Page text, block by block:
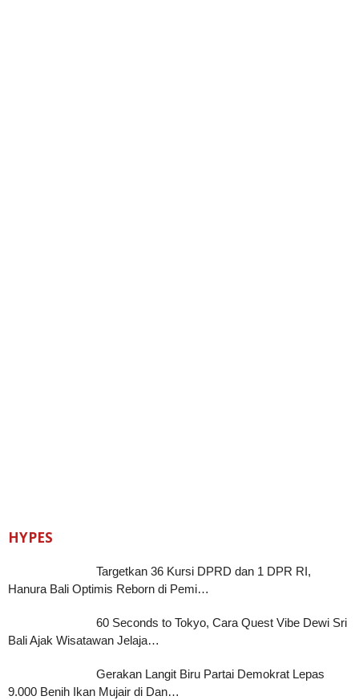
HYPES
Targetkan 36 Kursi DPRD dan 1 DPR RI,
Hanura Bali Optimis Reborn di Pemi…
60 Seconds to Tokyo, Cara Quest Vibe Dewi Sri
Bali Ajak Wisatawan Jelaja…
Gerakan Langit Biru Partai Demokrat Lepas
9.000 Benih Ikan Mujair di Dan…